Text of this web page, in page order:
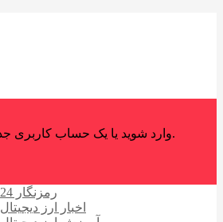
وارد شوید یا یک حساب کاربری جدید ایجاد کنید.
رمزنگار 24
اخبار ارز دیجیتال